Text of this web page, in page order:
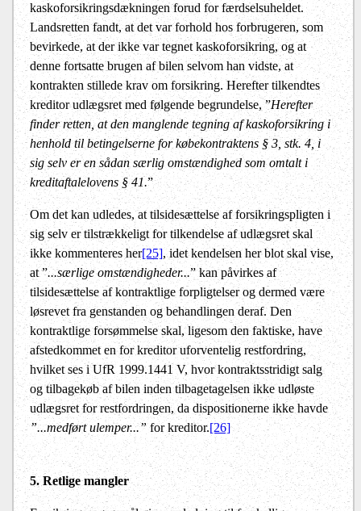
kaskoforsikringsdækningen forud for færdselsuheldet.
Landsretten fandt, at det var forhold hos forbrugeren, som
bevirkede, at der ikke var tegnet kaskoforsikring, og at
denne fortsatte brugen af bilen selvom han vidste, at
kontrakten stillede krav om forsikring. Herefter tilkendtes
kreditor udlægsret med følgende begrundelse, ”Herefter
finder retten, at den manglende tegning af kaskoforsikring i
henhold til betingelserne for købekontraktens § 3, stk. 4, i
sig selv er en sådan særlig omstændighed som omtalt i
kreditaftalelovens § 41.”
Om det kan udledes, at tilsidesættelse af forsikringspligten i
sig selv er tilstrækkeligt for tilkendelse af udlægsret skal
ikke kommenteres her[25], idet kendelsen her blot skal vise,
at ”...særlige omstændigheder...” kan påvirkes af
tilsidesættelse af kontraktlige forpligtelser og dermed være
løsrevet fra genstanden og behandlingen deraf. Den
kontraktlige forsømmelse skal, ligesom den faktiske, have
afstedkommet en for kreditor uforventelig restfordring,
hvilket ses i UfR 1999.1441 V, hvor kontraktsstridigt salg
og tilbagekøb af bilen inden tilbagetagelsen ikke udløste
udlægsret for restfordringen, da dispositionerne ikke havde
”...medført ulemper...”for kreditor.[26]
5. Retlige mangler